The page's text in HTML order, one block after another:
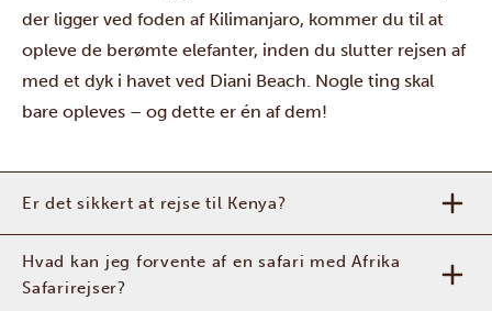
der ligger ved foden af Kilimanjaro, kommer du til at
opleve de berømte elefanter, inden du slutter rejsen af
med et dyk i havet ved Diani Beach . Nogle ting skal
bare opleves – og dette er én af dem!
Er det sikkert at rejse til Kenya?
Hvad kan jeg forvente af en safari med Afrika
Safarirejser?